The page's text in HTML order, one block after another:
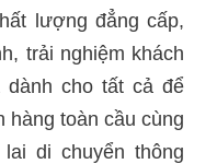
lượng đẳng cấp,
trải nghiệm khách
dành cho tất cả để
hàng toàn cầu cùng
di chuyển thông